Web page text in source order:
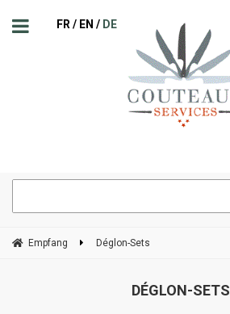
FR EN DE
Empfang Déglon-Sets
DÉGLON-SETS